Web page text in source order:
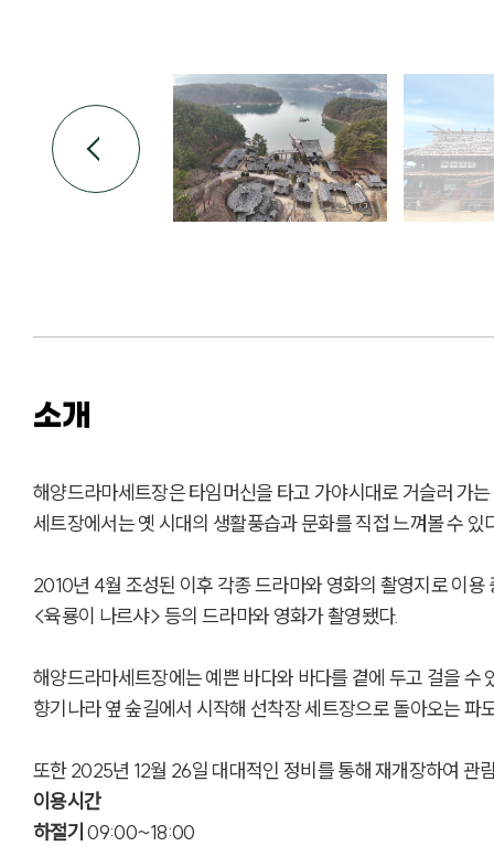
소개
해양드라마세트장은 타임머신을 타고 가야시대로 거슬러 가
세트장에서는 옛 시대의 생활풍습과 문화를 직접 느껴볼 수 있
2010년 4월 조성된 이후 각종 드라마와 영화의 촬영지로 이
<육룡이 나르샤> 등의 드라마와 영화가 촬영됐다.
해양드라마세트장에는 예쁜 바다와 바다를 곁에 두고 걸을 수
향기나라 옆 숲길에서 시작해 선착장 세트장으로 돌아오는
또한 2025년 12월 26일 대대적인 정비를 통해 재개장하여 관
이용시간
하절기 09:00~18:00